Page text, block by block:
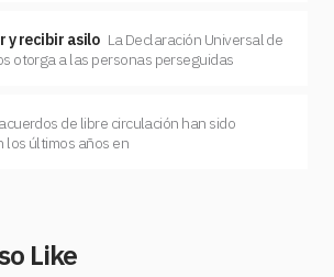
y recibir asilo La Declaración Universal de
otorga a las personas perseguidas
de libre circulación han sido
los últimos años en
Like